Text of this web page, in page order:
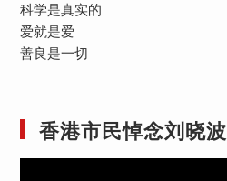
科学是真实的
爱就是爱
善良是一切
香港市民悼念刘晓波